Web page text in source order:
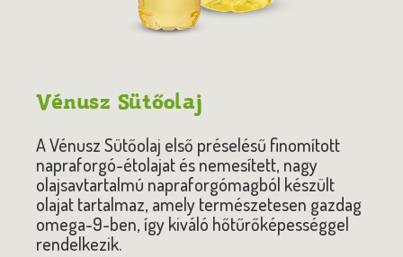
Vénusz Sütőolaj
A Vénusz Sütőolaj első préselésű finomított
napraforgó-étolajat és nemesített, nagy
olajsavtartalmú napraforgómagból készült
olajat tartalmaz, amely természetesen gazdag
omega-9-ben, így kiváló hőtűrőképességgel
rendelkezik.